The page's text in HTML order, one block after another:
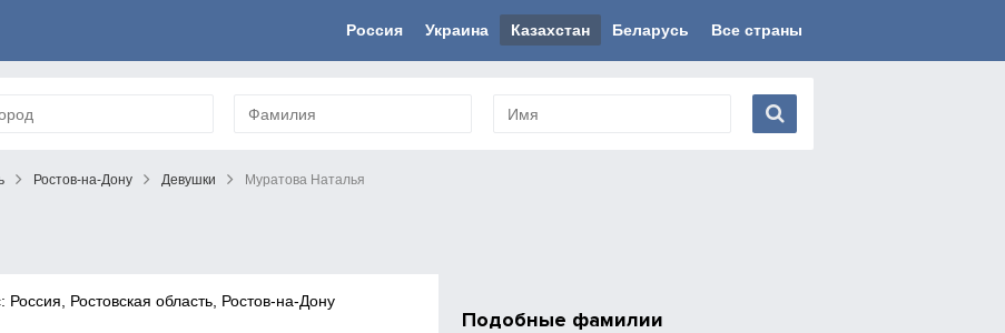
Россия Украина Казахстан Беларусь Все страны
Ростов-на-Дону Девушки Муратова Наталья
Россия, Ростовская область, Ростов-на-Дону
Подобные фамилии